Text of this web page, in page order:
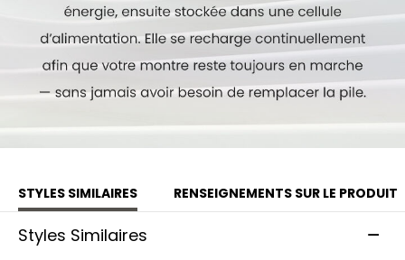
STYLES SIMILAIRES RENSEIGNEMENTS SUR LE PRODUIT
Styles Similaires